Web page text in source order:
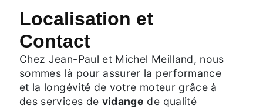
Localisation et
Contact
Chez Jean-Paul et Michel Meilland, nous
sommes là pour assurer la performance
et la longévité de votre moteur grâce à
des services de vidange de qualité